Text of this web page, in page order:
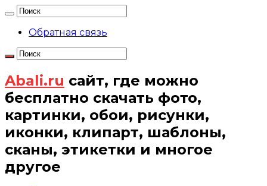
Обратная связь
Abali.ru сайт, где можно
бесплатно скачать фото,
картинки, обои, рисунки,
иконки, клипарт, шаблоны,
сканы, этикетки и многое
другое